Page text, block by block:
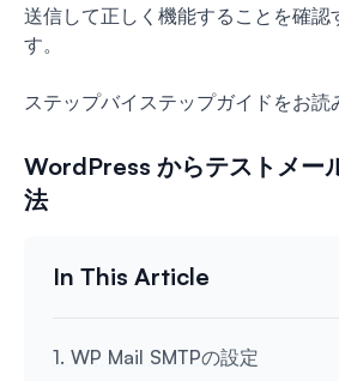
送信して正しく機能することを確認
す。
ステップバイステップガイドをお読
WordPress からテストメー
法
1. WP Mail SMTPの設定